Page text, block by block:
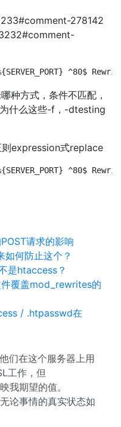
278142
^80$
种方式，条件不匹配，
什么这些-f，-dtesting
expression式replace
%{SERVER_PORT} ^80$
请求的影响
何防止这个？
是htaccess？
覆盖mod_rewrites的
/ .htpasswd在
们在这个服务器上用
工作，但
我期望的值。
论事情的真实状态如